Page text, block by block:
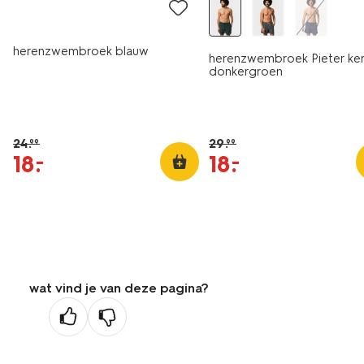
herenzwembroek blauw
24.99
18.
–
herenzwembroek Pieter
donkergroen
29.99
18.
–
wat vind je van deze pagina?